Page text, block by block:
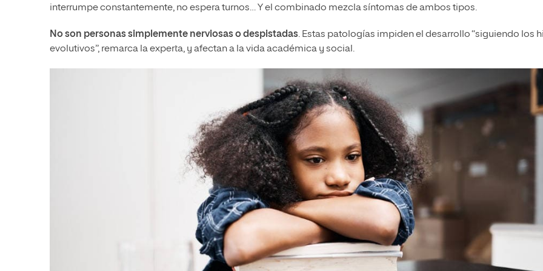
interrumpe constantemente, no espera turnos… Y el combinado mezcla síntomas de ambos tipos.
No son personas simplemente nerviosas o despistadas. Estas patologías impiden el desarrollo “siguiendo los
evolutivos”, remarca la experta, y afectan a la vida académica y social.